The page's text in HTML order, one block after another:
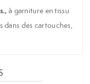
à garniture en tissu
dans des cartouches,